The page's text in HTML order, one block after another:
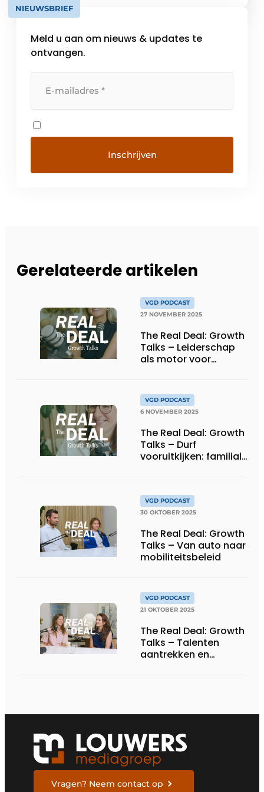
te ondersteunen. Samen zorgen ze ervoor
NIEUWSBRIEF
Meld u aan om nieuws & updates te
ontvangen.
Gerelateerde artikelen
VGD PODCAST
27 NOVEMBER 2025
The Real Deal: Growth
Talks – Leiderschap
als motor voor
VGD PODCAST
6 NOVEMBER 2025
The Real Deal: Growth
Talks – Durf
vooruitkijken: familiale
VGD PODCAST
30 OKTOBER 2025
The Real Deal: Growth
Talks – Van auto naar
mobiliteitsbeleid
VGD PODCAST
21 OKTOBER 2025
The Real Deal: Growth
Talks – Talenten
aantrekken en
Vragen? Neem contact op